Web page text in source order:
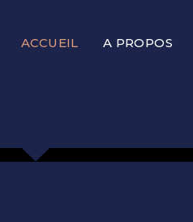
ACCUEIL A PROPOS